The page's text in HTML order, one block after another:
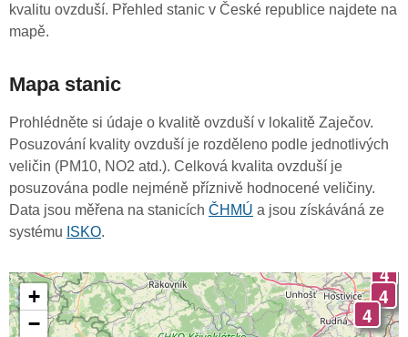
kvalitu ovzduší. Přehled stanic v České republice najdete na
mapě.
Mapa stanic
Prohlédněte si údaje o kvalitě ovzduší v lokalitě Zaječov.
Posuzování kvality ovzduší je rozděleno podle jednotlivých
veličin (PM10, NO2 atd.). Celková kvalita ovzduší je
posuzována podle nejméně příznivě hodnocené veličiny.
Data jsou měřena na stanicích ČHMÚ a jsou získáváná ze
systému ISKO.
4
4
4
+
−